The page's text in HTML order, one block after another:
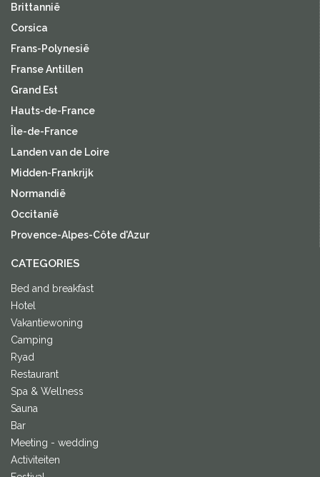
Brittannië
Corsica
Frans-Polynesië
Franse Antillen
Grand Est
Hauts-de-France
Île-de-France
Landen van de Loire
Midden-Frankrijk
Normandië
Occitanië
Provence-Alpes-Côte d'Azur
CATEGORIES
Bed and breakfast
Hotel
Vakantiewoning
Camping
Ryad
Restaurant
Spa & Wellness
Sauna
Bar
Meeting - wedding
Activiteiten